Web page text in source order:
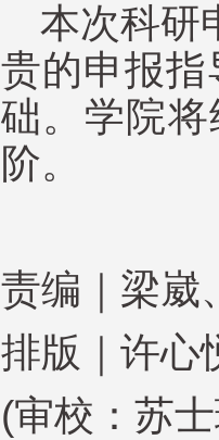
本次科研
贵的申报
础。学院
阶。
责编｜梁崴
排版｜许心
(审校：苏